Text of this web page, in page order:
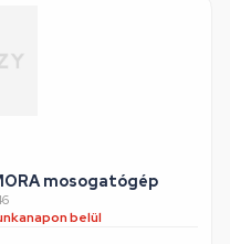
mosogatógép
belül